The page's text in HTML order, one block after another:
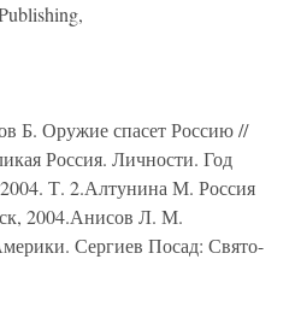
Б. Оружие спасет Россию //
Россия. Личности. Год
Т. 2.Алтунина М. Россия
2004.Анисов Л. М.
Сергиев Посад: Свято-